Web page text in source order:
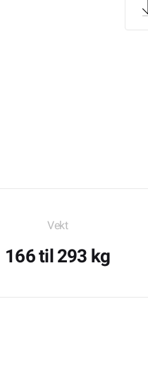
Vekt
166 til 293 kg